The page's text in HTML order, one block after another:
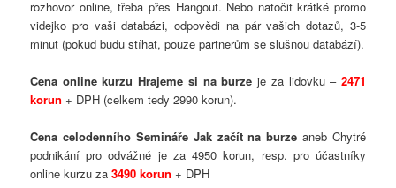
rozhovor online, třeba přes Hangout. Nebo natočit krátké promo
videjko pro vaši databázi, odpovědi na pár vašich dotazů, 3-5
minut (pokud budu stíhat, pouze partnerům se slušnou databází).
Cena online kurzu Hrajeme si na burze je za lidovku – 2471
korun + DPH (celkem tedy 2990 korun).
Cena celodenního Semináře Jak začít na burze aneb Chytré
podnikání pro odvážné je za 4950 korun, resp. pro účastníky
online kurzu za3490 korun + DPH